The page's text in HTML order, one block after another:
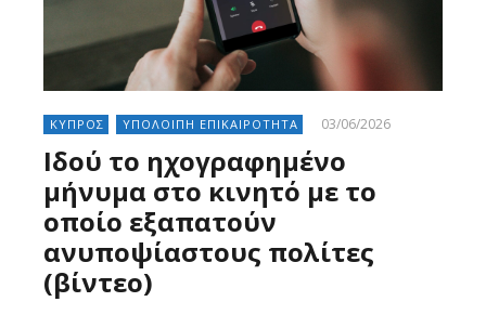
ΚΥΠΡΟΣ ΥΠΟΛΟΙΠΗ ΕΠΙΚΑΙΡΟΤΗΤΑ 03/06/2026
Ιδού το ηχογραφημένο
μήνυμα στο κινητό με το
οποίο εξαπατούν
ανυποψίαστους πολίτες
(βίντεο)